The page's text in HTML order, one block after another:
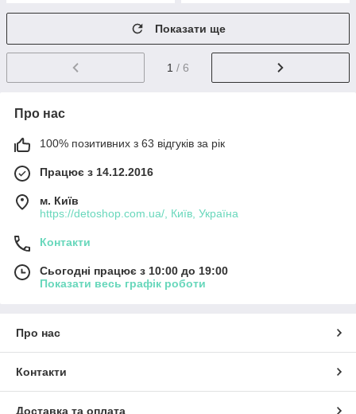
Показати ще
1 / 6
Про нас
100% позитивних з 63 відгуків за рік
Працює з 14.12.2016
м. Київ
https://detoshop.com.ua/, Київ, Україна
Контакти
Сьогодні працює з 10:00 до 19:00
Показати весь графік роботи
Про нас
Контакти
Доставка та оплата